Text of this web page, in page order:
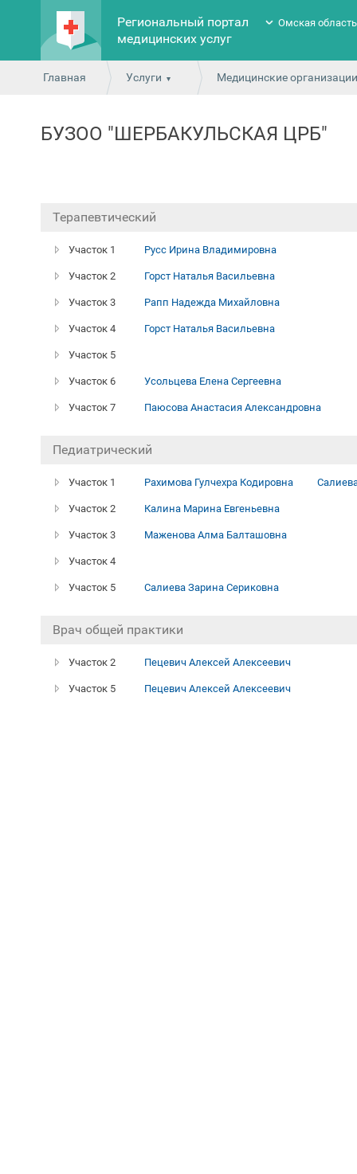
Региональный портал
медицинских услуг
Омская область
Главная Услуги Медицинские
БУЗОО "ШЕРБАКУЛЬСКАЯ ЦРБ"
Терапевтический
Участок 1 Русс Ирина Владимировна
Участок 2 Горст Наталья Васильевна
Участок 3 Рапп Надежда Михайловна
Участок 4 Горст Наталья Васильевна
Участок 5
Участок 6 Усольцева Елена Сергеевна
Участок 7 Паюсова Анастасия Александровна
Педиатрический
Участок 1 Рахимова Гулчехра Кодировна
Участок 2 Калина Марина Евгеньевна
Участок 3 Маженова Алма Балташовна
Участок 4
Участок 5 Салиева Зарина Сериковна
Врач общей практики
Участок 2 Пецевич Алексей Алексеевич
Участок 5 Пецевич Алексей Алексеевич